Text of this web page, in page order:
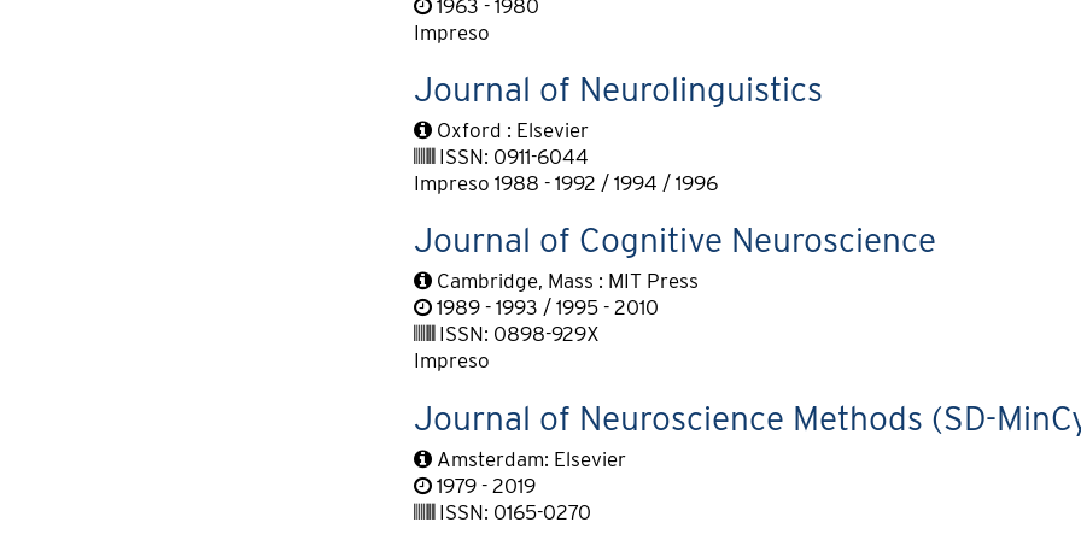
1963 - 1980
Impreso
Journal of Neurolinguistics
Oxford : Elsevier
ISSN: 0911-6044
Impreso 1988 - 1992 / 1994 / 1996
Journal of Cognitive Neuroscience
Cambridge, Mass : MIT Press
1989 - 1993 / 1995 - 2010
ISSN: 0898-929X
Impreso
Journal of Neuroscience Methods (SD-
Amsterdam: Elsevier
1979 - 2019
ISSN: 0165-0270